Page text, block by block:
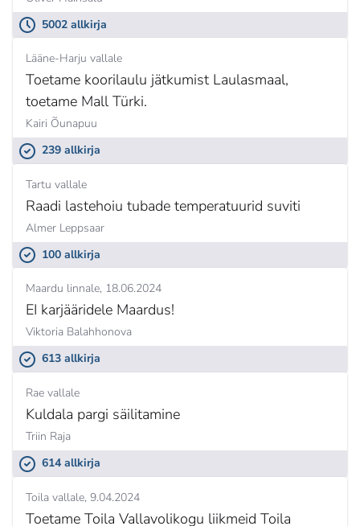
5002 allkirja
Lääne-Harju vallale
Toetame koorilaulu jätkumist Laulasmaal,
toetame Mall Türki.
Kairi Õunapuu
239 allkirja
Tartu vallale
Raadi lastehoiu tubade temperatuurid suviti
Almer Leppsaar
100 allkirja
Maardu linnale 18.06.2024
EI karjääridele Maardus!
Viktoria Balahhonova
613 allkirja
Rae vallale
Kuldala pargi säilitamine
Triin Raja
614 allkirja
Toila vallale 9.04.2024
Toetame Toila Vallavolikogu liikmeid Toila